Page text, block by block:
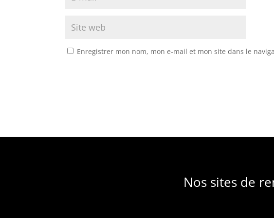
Enregistrer mon nom, mon e-mail et mon site dans le
Nos sites de